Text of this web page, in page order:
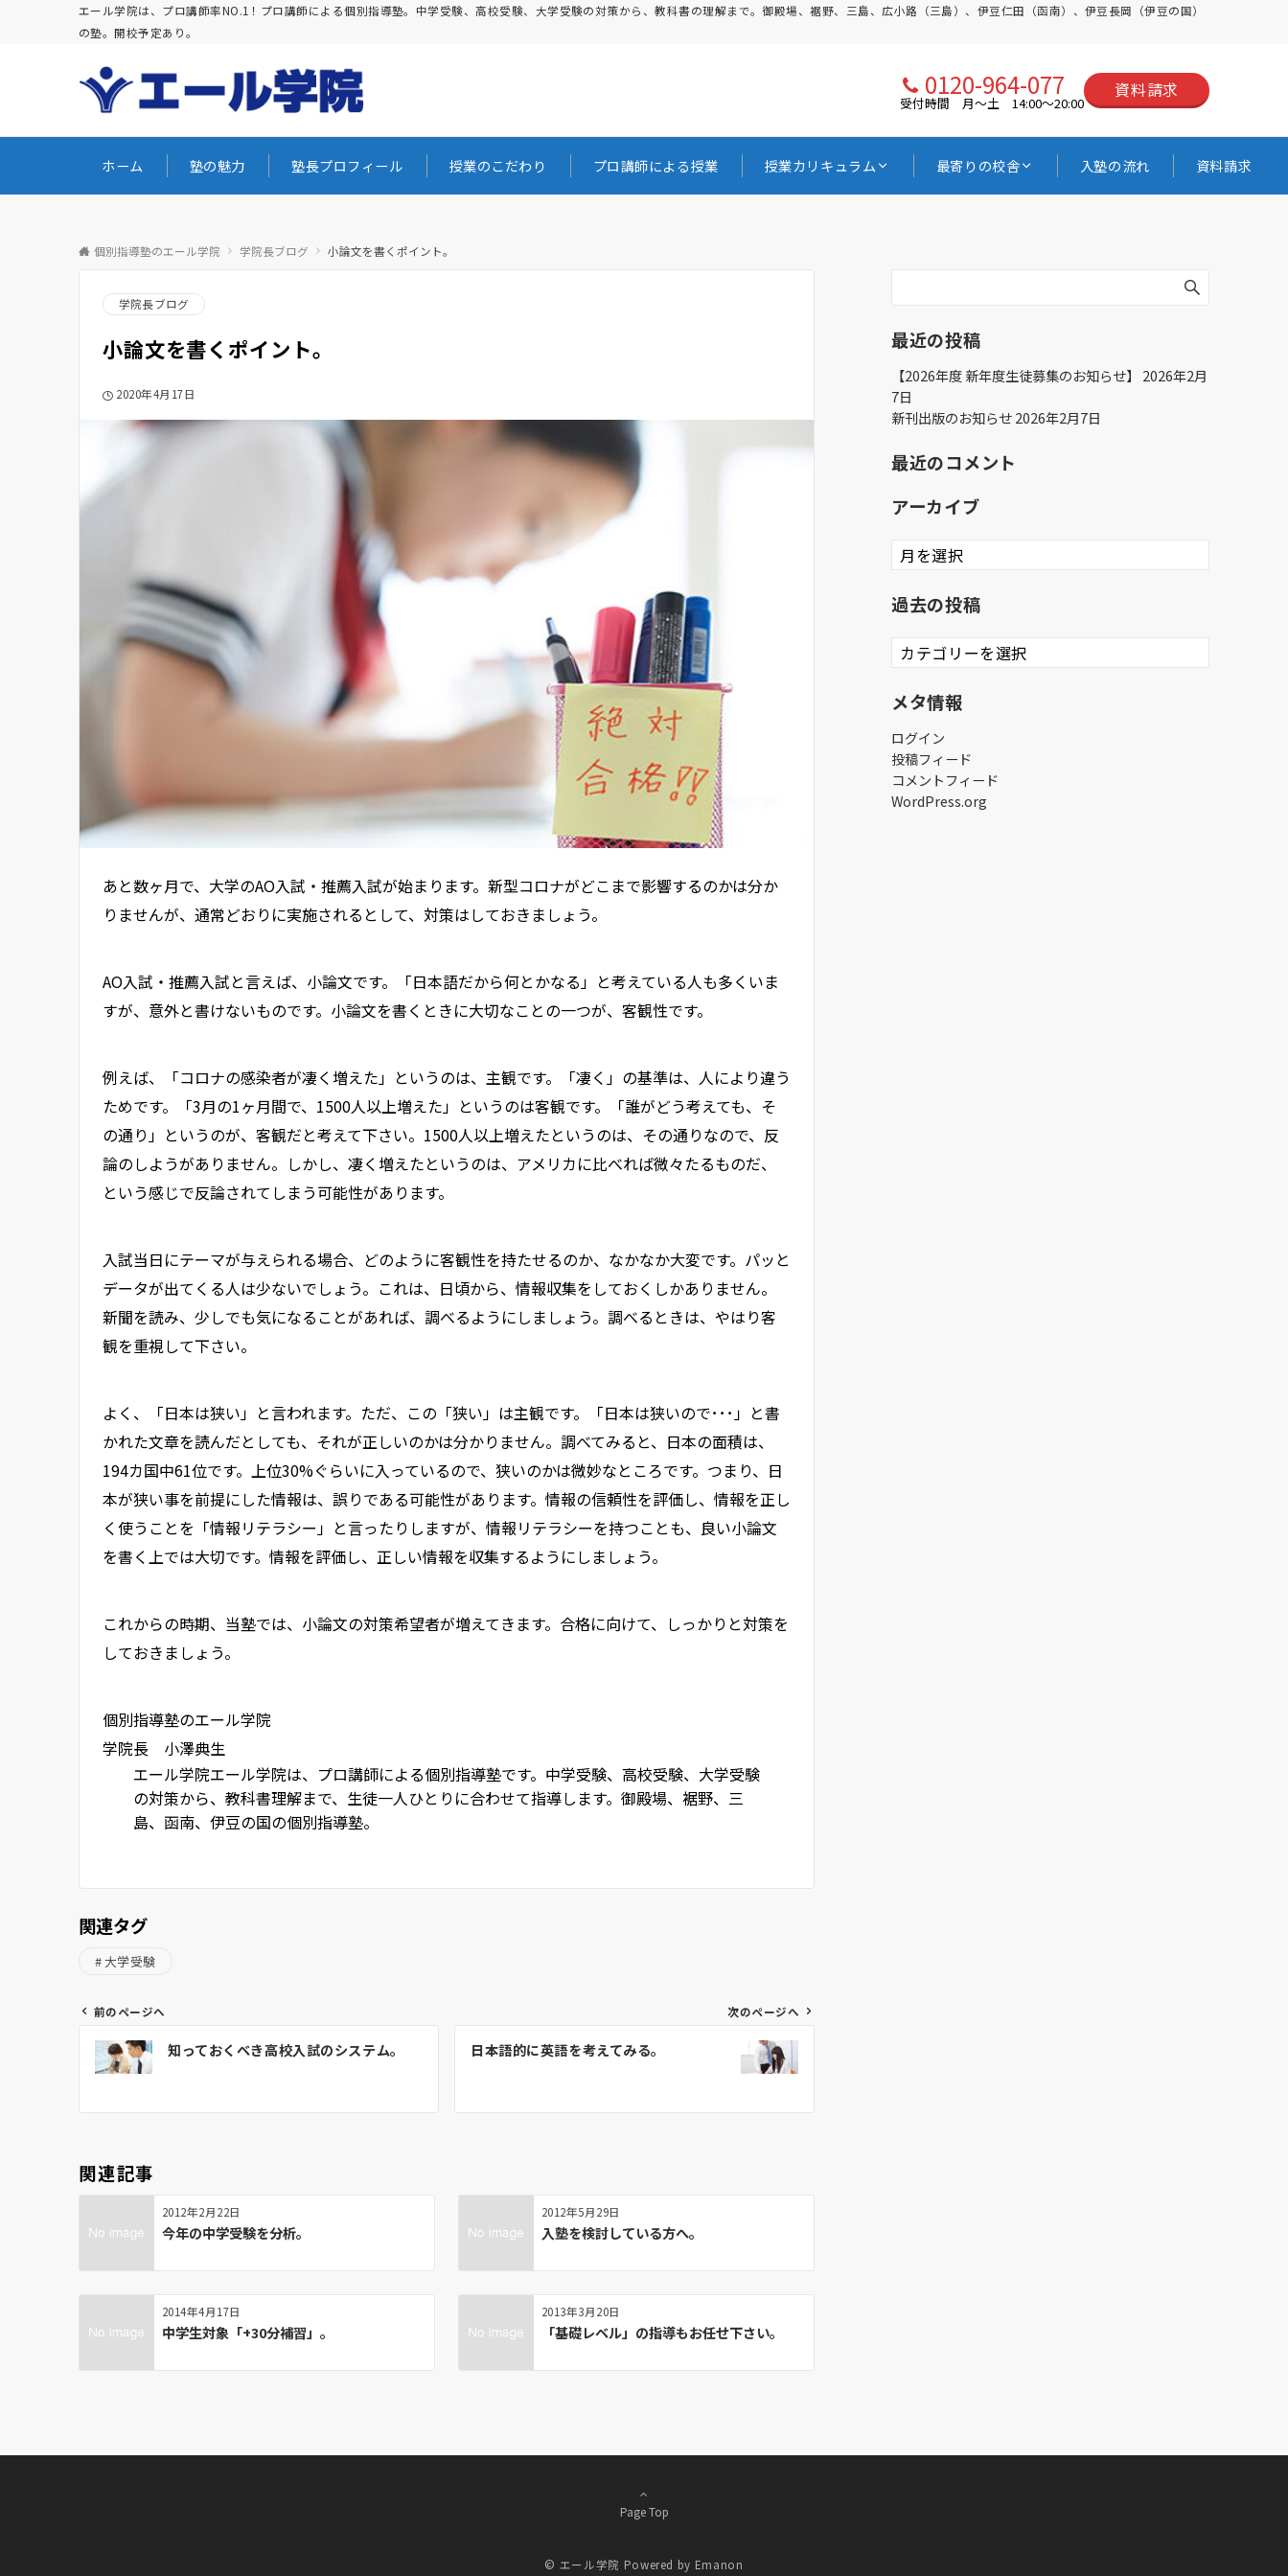
エール学院は、プロ講師率NO.1！プロ講師による個別指導塾。中学受験、高校受験、大学受験の対策から、教科書の理解まで。御殿場、裾野、三島、広小路（三島）、伊豆仁田（函南）、伊豆長岡（伊豆の国）
の塾。開校予定あり。
0120-964-077
受付時間 月〜土 14:00〜20:00
資料請求
ホーム 塾の魅力 塾長プロフィール 授業のこだわり プロ講師による授業 授業カリキュラム 最寄りの校舎 入塾の流れ 資料請求
個別指導塾のエール学院 学院長ブログ 小論文を書くポイント。
学院長ブログ
小論文を書くポイント。
2020年4月17日
あと数ヶ月で、大学のAO入試・推薦入試が始まります。新型コロナがどこまで影響するのかは分か
りませんが、通常どおりに実施されるとして、対策はしておきましょう。
AO入試・推薦入試と言えば、小論文です。「日本語だから何とかなる」と考えている人も多くいま
すが、意外と書けないものです。小論文を書くときに大切なことの一つが、客観性です。
例えば、「コロナの感染者が凄く増えた」というのは、主観です。「凄く」の基準は、人により違う
ためです。「3月の1ヶ月間で、1500人以上増えた」というのは客観です。「誰がどう考えても、そ
の通り」というのが、客観だと考えて下さい。1500人以上増えたというのは、その通りなので、反
論のしようがありません。しかし、凄く増えたというのは、アメリカに比べれば微々たるものだ、
という感じで反論されてしまう可能性があります。
入試当日にテーマが与えられる場合、どのように客観性を持たせるのか、なかなか大変です。パッと
データが出てくる人は少ないでしょう。これは、日頃から、情報収集をしておくしかありません。
新聞を読み、少しでも気になることがあれば、調べるようにしましょう。調べるときは、やはり客
観を重視して下さい。
よく、「日本は狭い」と言われます。ただ、この「狭い」は主観です。「日本は狭いので･･･」と書
かれた文章を読んだとしても、それが正しいのかは分かりません。調べてみると、日本の面積は、
194カ国中61位です。上位30%ぐらいに入っているので、狭いのかは微妙なところです。つまり、日
本が狭い事を前提にした情報は、誤りである可能性があります。情報の信頼性を評価し、情報を正し
く使うことを「情報リテラシー」と言ったりしますが、情報リテラシーを持つことも、良い小論文
を書く上では大切です。情報を評価し、正しい情報を収集するようにしましょう。
これからの時期、当塾では、小論文の対策希望者が増えてきます。合格に向けて、しっかりと対策を
しておきましょう。
個別指導塾のエール学院
学院長 小澤典生
エール学院エール学院は、プロ講師による個別指導塾です。中学受験、高校受験、大学受験
の対策から、教科書理解まで、生徒一人ひとりに合わせて指導します。御殿場、裾野、三
島、函南、伊豆の国の個別指導塾。
関連タグ
大学受験
ビ
シ
ン
前のページへ
知っておくべき高校入試のシステム。
次のページへ
日本語的に英語を考えてみる。
関連記事
2012年2月22日
今年の中学受験を分析。
2012年5月29日
入塾を検討している方へ。
2014年4月17日
中学生対象「+30分補習」。
2013年3月20日
「基礎レベル」の指導もお任せ下さい。
最近の投稿
【2026年度 新年度生徒募集のお知らせ】
2026年2月
7日
新刊出版のお知らせ 2026年2月7日
最近のコメント
アーカイブ
ア
ー
イ
過去の投稿
過
去
投
メタ情報
ログイン
投稿フィード
コメントフィード
WordPress.org
Page Top
© エール学院 Powered by Emanon